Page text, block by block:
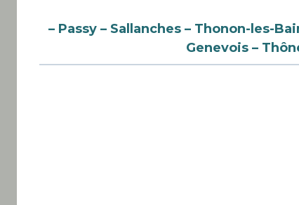
– Passy – Sallanches – Thonon-les-
Genevois –